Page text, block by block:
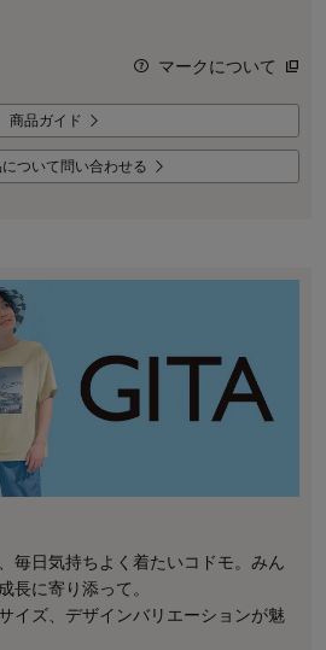
マークについて
商品ガイド
について問い合わせる
毎日気持ちよく着たいコドモ。みん
長に寄り添って。
イズ、デザインバリエーションが魅